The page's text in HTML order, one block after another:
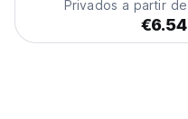
Privados a partir de
€6.54